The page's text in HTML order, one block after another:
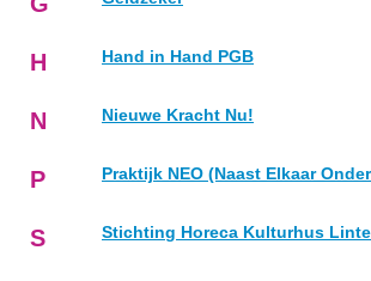
H Hand in Hand PGB
N Nieuwe Kracht Nu!
P Praktijk NEO (Naast Elkaar
S Stichting Horeca Kulturhus